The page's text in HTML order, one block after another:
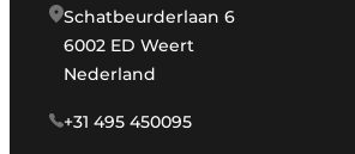
Schatbeurderlaan 6
6002 ED Weert
Nederland
+31 495 450095